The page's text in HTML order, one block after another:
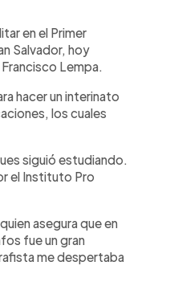
en el Primer
Salvador, hoy
Lempa.
hacer un interinato
los cuales
siguió estudiando.
el Instituto Pro
asegura que en
fue un gran
me despertaba